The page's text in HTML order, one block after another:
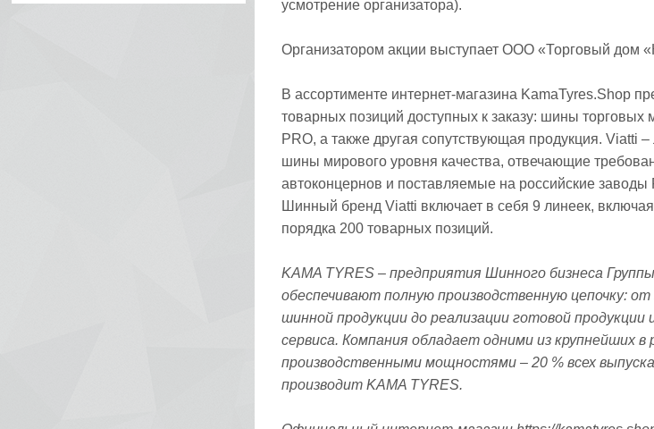
усмотрение организатора).
Организатором акции выступает ООО «Торговый дом
В ассортименте интернет-магазина KamaTyres.Shop
товарных позиций доступных к заказу: шины торговых
PRO, а также другая сопутствующая продукция. Viatti
шины мирового уровня качества, отвечающие
автоконцернов и поставляемые на российские
Шинный бренд Viatti включает в себя 9 линеек,
порядка 200 товарных позиций.
KAMA TYRES – предприятия Шинного бизнеса
обеспечивают полную производственную цепочку: от
шинной продукции до реализации готовой продукции
сервиса. Компания обладает одними из крупнейших
производственными мощностями – 20 % всех
производит KAMA TYRES.